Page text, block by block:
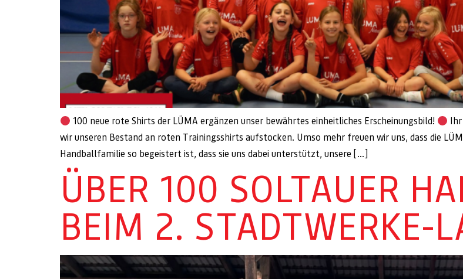
100 neue rote Shirts der LÜMA ergänzen unser bewährtes einheitliches Erscheinungsbild!
wir unseren Bestand an roten Trainingsshirts aufstocken. Umso mehr freuen wir uns, dass die
Handballfamilie so begeistert ist, dass sie uns dabei unterstützt, unsere […]
ÜBER 100 SOLTAUER
BEIM 2. STADTWERKE-